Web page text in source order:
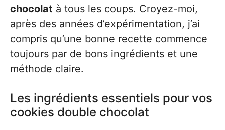
chocolat à tous les coups. Croyez-moi,
après des années d’expérimentation, j’ai
compris qu’une bonne recette commence
toujours par de bons ingrédients et une
méthode claire.
Les ingrédients essentiels pour vos
cookies double chocolat